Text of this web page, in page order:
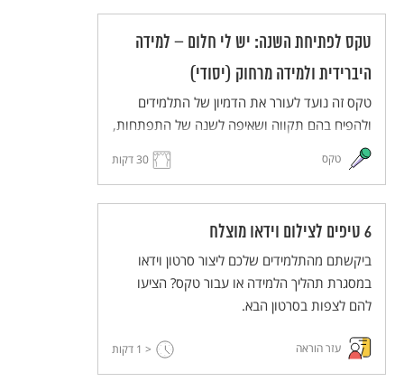
וללמידה היברידית.
טקס לפתיחת השנה: יש לי חלום – למידה
היברידית ולמידה מרחוק (יסודי)
טקס זה נועד לעורר את הדמיון של התלמידים
ולהפיח בהם תקווה ושאיפה לשנה של התפתחות,
יוזמה ועשייה. התלמידים והמורים יחלמו על העתיד
הרחוק ועל העתיד הקרוב, ישתפו זה את זה
וללמידה היברידית.
טקס 30 דקות
6 טיפים לצילום וידאו מוצלח
ביקשתם מהתלמידים שלכם ליצור סרטון וידאו
במסגרת תהליך הלמידה או עבור טקס? הציעו
להם לצפות בסרטון הבא.
עזר הוראה < 1 דקות